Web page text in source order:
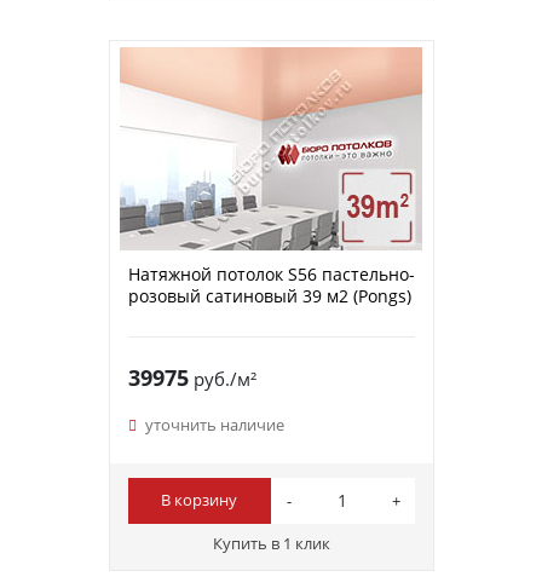
Натяжной потолок S56 пастельно-
розовый сатиновый 39 м2 (Pongs)
39975руб./м²
уточнить наличие
В корзину
Купить в 1 клик